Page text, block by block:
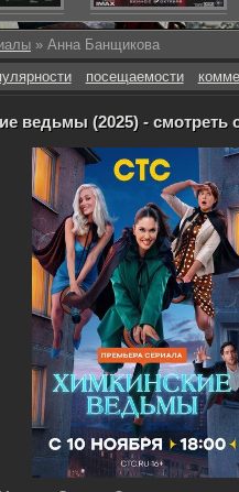
» Анна Банщикова
посещаемости
ведьмы (2025) - смотреть